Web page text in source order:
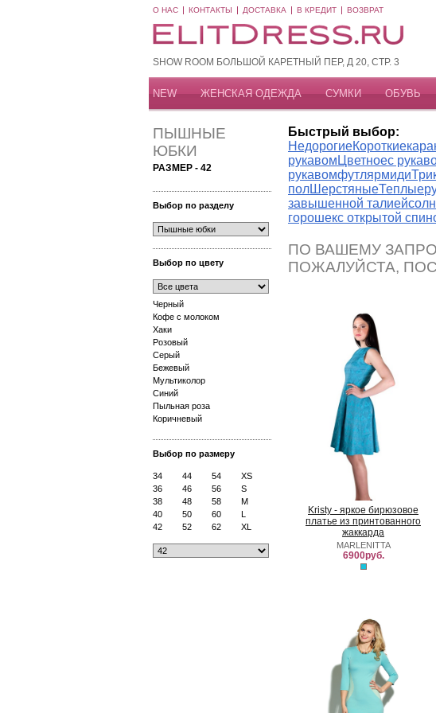
О НАС КОНТАКТЫ ДОСТАВКА В КРЕДИТ ВОЗВРАТ
SHOW ROOM БОЛЬШОЙ КАРЕТНЫЙ ПЕР, Д 20, СТР. 3
NEW ЖЕНСКАЯ ОДЕЖДА СУМКИ ОБУВЬ
ПЫШНЫЕ
ЮБКИ
РАЗМЕР - 42
Выбор по разделу
Выбор по цвету
Черный
Кофе с молоком
Хаки
Розовый
Серый
Бежевый
Мультиколор
Синий
Пыльная роза
Коричневый
Выбор по размеру
34 44 54
XS
36
46 56
S
38
48 58
M
40
50 60
L
42
52 62 XL
Быстрый выбор:
НедорогиеКороткие
рукавом Цветноес
рукавомфутлярмиди
полШерстяныеТеплые
завышенной талией
горошекс открытой
ПО ВАШЕМУ
ПОЖАЛУЙСТА,
Kristy - яркое бирюзовое
платье из принтованного
жаккарда
MARLENITTA
6900руб.